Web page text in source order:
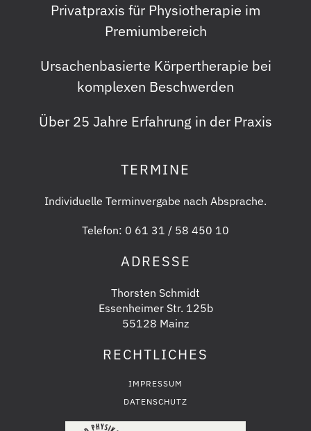
Privatpraxis für Physiotherapie im
Premiumbereich
Ursachenbasierte Körpertherapie bei
komplexen Beschwerden
Über 25 Jahre Erfahrung in der Praxis
TERMINE
Individuelle Terminvergabe nach Absprache.
Telefon: 0 61 31 / 58 450 10
ADRESSE
Thorsten Schmidt
Essenheimer Str. 125b
55128 Mainz
RECHTLICHES
IMPRESSUM
DATENSCHUTZ